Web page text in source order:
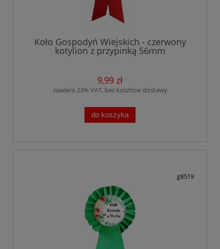
Koło Gospodyń Wiejskich - czerwony
kotylion z przypinką 56mm
9,99 zł
zawiera 23% VAT, bez kosztów dostawy
do koszyka
g8519